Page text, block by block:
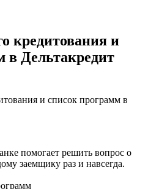
кредитования и
в Дельтакредит
помогает решить вопрос о
заемщику раз и навсегда.